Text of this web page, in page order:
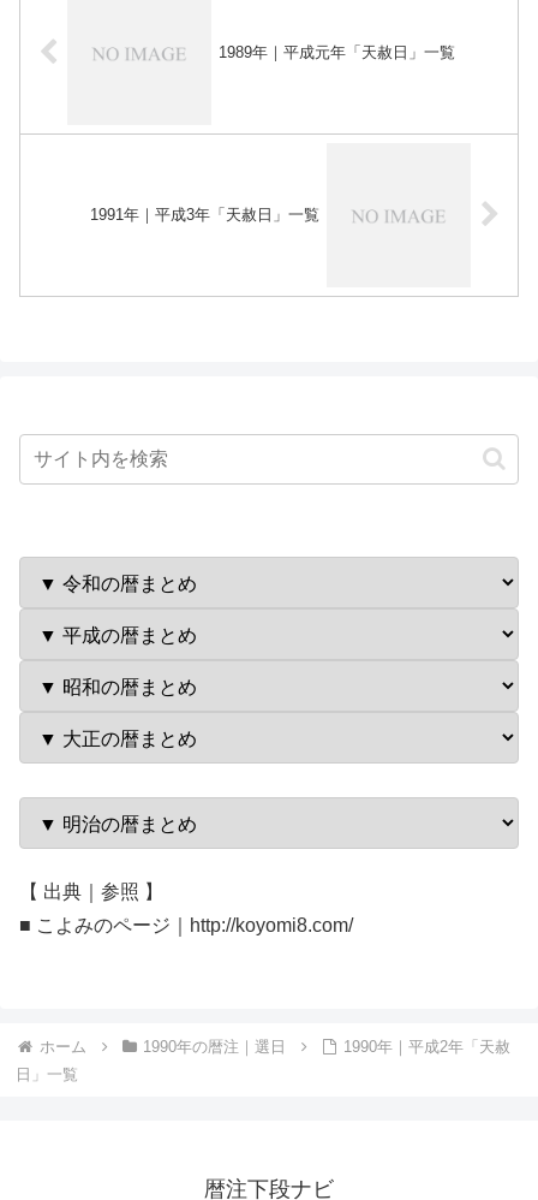
1989年｜平成元年「天赦日」一覧
1991年｜平成3年「天赦日」一覧
【 出典｜参照 】
■ こよみのページ｜http://koyomi8.com/
ホーム 1990年の暦注｜選日
1990年｜平成2年「天赦
日」一覧
暦注下段ナビ